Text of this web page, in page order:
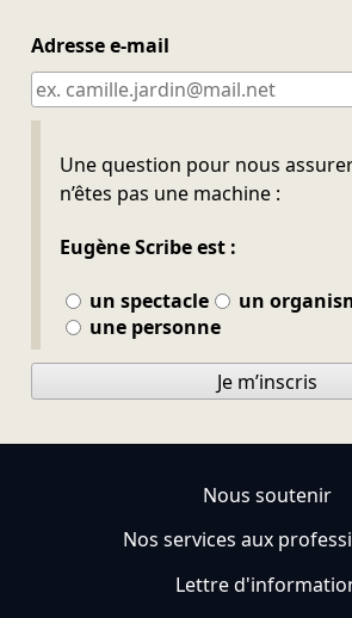
Adresse e-mail
Une question pour nous
n’êtes pas une machine :
Eugène Scribe est :
un spectacle
un
une personne
Ne pas remplir
Je m’inscris
Nous soutenir
Nos services aux
Lettre